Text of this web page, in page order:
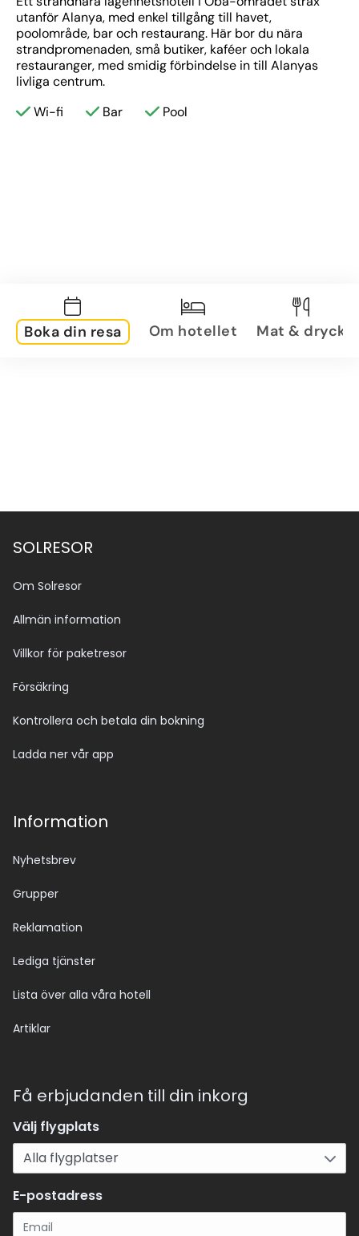
utanför Alanya, med enkel tillgång till havet,
poolområde, bar och restaurang. Här bor du nära
strandpromenaden, små butiker, kaféer och lokala
restauranger, med smidig förbindelse in till Alanyas
livliga centrum.
Wi-fi
Bar Pool
Boka din resa Om hotellet Mat & dryck
SOLRESOR
Om Solresor
Allmän information
Villkor för paketresor
Försäkring
Kontrollera och betala din bokning
Ladda ner vår app
Information
Nyhetsbrev
Grupper
Reklamation
Lediga tjänster
Lista över alla våra hotell
Artiklar
Få erbjudanden till din inkorg
Välj flygplats
E-postadress